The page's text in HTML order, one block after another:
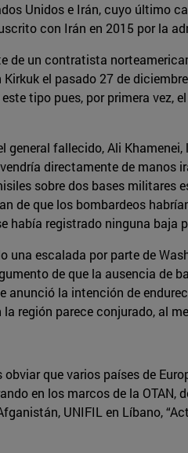
Unidos e Irán, cuyo último
con Irán en 2015 por la
de un contratista
el pasado 27 de
tipo pues, por primera vez,
fallecido, Ali
directamente de manos
sobre dos bases militares
de que los bombardeos
había registrado ninguna baja
escalada por parte de
de que la ausencia de
la intención de
región parece conjurado, al
que varios países de
en los marcos de la OTAN,
UNIFIL en Líbano,